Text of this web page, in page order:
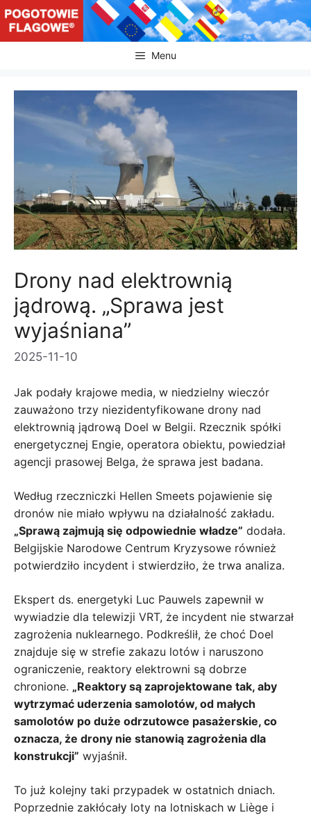
Przejdź
do
treści
Menu
Drony nad elektrownią
jądrową. „Sprawa jest
wyjaśniana”
2025-11-10
Jak podały krajowe media, w niedzielny wieczór
zauważono trzy niezidentyfikowane drony nad
elektrownią jądrową Doel w Belgii. Rzecznik spółki
energetycznej Engie, operatora obiektu, powiedział
agencji prasowej Belga, że ​​sprawa jest badana.
Według rzeczniczki Hellen Smeets pojawienie się
dronów nie miało wpływu na działalność zakładu.
„Sprawą zajmują się odpowiednie władze” dodała.
Belgijskie Narodowe Centrum Kryzysowe również
potwierdziło incydent i stwierdziło, że trwa analiza.
Ekspert ds. energetyki Luc Pauwels zapewnił w
wywiadzie dla telewizji VRT, że incydent nie stwarzał
zagrożenia nuklearnego. Podkreślił, że choć Doel
znajduje się w strefie zakazu lotów i naruszono
ograniczenie, reaktory elektrowni są dobrze
chronione. „Reaktory są zaprojektowane tak, aby
wytrzymać uderzenia samolotów, od małych
samolotów po duże odrzutowce pasażerskie, co
oznacza, że ​​drony nie stanowią zagrożenia dla
konstrukcji” wyjaśnił.
To już kolejny taki przypadek w ostatnich dniach.
Poprzednie zakłócały loty na lotniskach w Liège i